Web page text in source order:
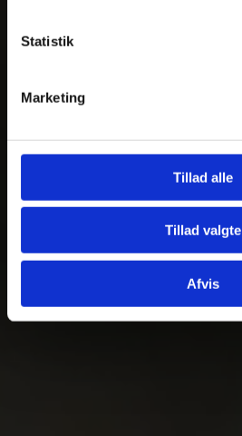
Statistik
Marketing
Tillad alle
Tillad valgte
Afvis